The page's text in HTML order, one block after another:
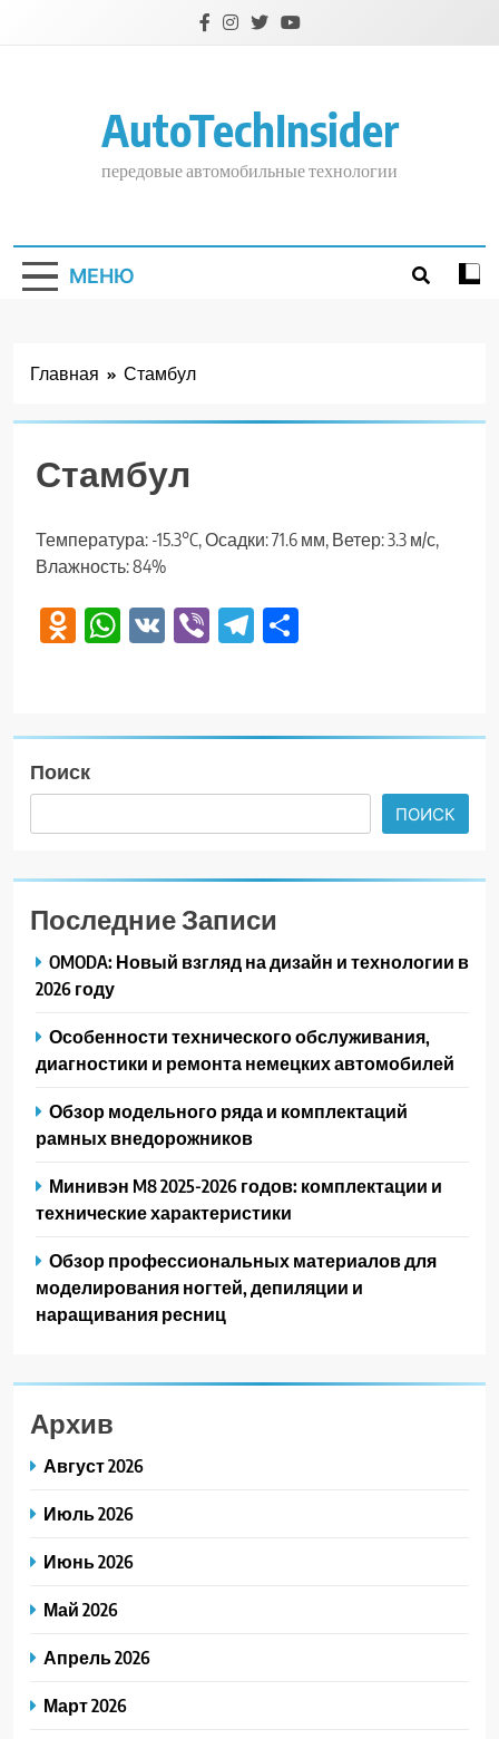
AutoTechInsider
передовые автомобильные технологии
МЕНЮ
Главная Стамбул
Стамбул
Температура: -15.3°C, Осадки: 71.6 мм, Ветер: 3.3 м/с,
Влажность: 84%
Odnoklassniki
WhatsApp
VK ViberTelegram
Поиск
ПОИСК
Последние Записи
OMODA: Новый взгляд на дизайн и технологии в
2026 году
Особенности технического обслуживания,
диагностики и ремонта немецких автомобилей
Обзор модельного ряда и комплектаций
рамных внедорожников
Минивэн M8 2025-2026 годов: комплектации и
технические характеристики
Обзор профессиональных материалов для
моделирования ногтей, депиляции и
наращивания ресниц
Архив
Август 2026
Июль 2026
Июнь 2026
Май 2026
Апрель 2026
Март 2026